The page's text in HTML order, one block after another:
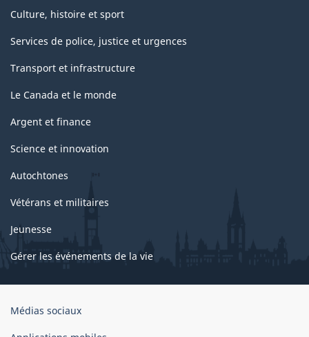
Culture, histoire et sport
Services de police, justice et urgences
Transport et infrastructure
Le Canada et le monde
Argent et finance
Science et innovation
Autochtones
Vétérans et militaires
Jeunesse
Gérer les événements de la vie
Organisation
Médias sociaux